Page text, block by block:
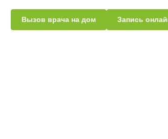
Вызов врача на дом Запись